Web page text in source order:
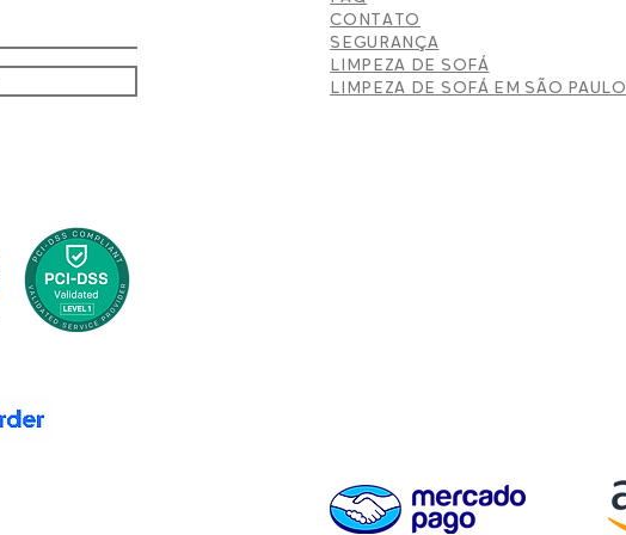
CONTATO
SEGURANÇA
LIMPEZA DE SOFÁ
LIMPEZA DE SOFÁ EM SÃO PAULO